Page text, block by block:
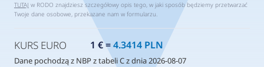
TUTAJ w RODO znajdziesz szczegółowy opis tego, w jaki sposób będziemy przetwarzać
Twoje dane osobowe, przekazane nam w formularzu.
KURS EURO 1 € =4.3414 PLN
Dane pochodzą z NBP z tabeli C z dnia 2026-08-07